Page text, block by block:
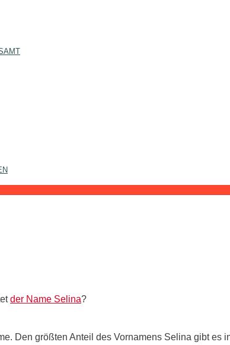
der Name Selina?
Den größten Anteil des Vornamens Selina gibt es